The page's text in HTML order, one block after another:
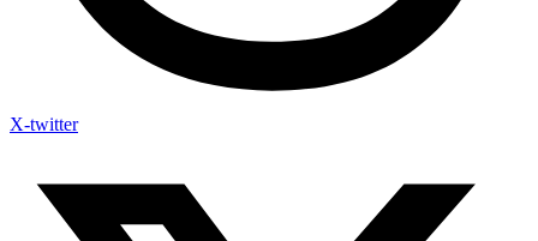
X-twitter